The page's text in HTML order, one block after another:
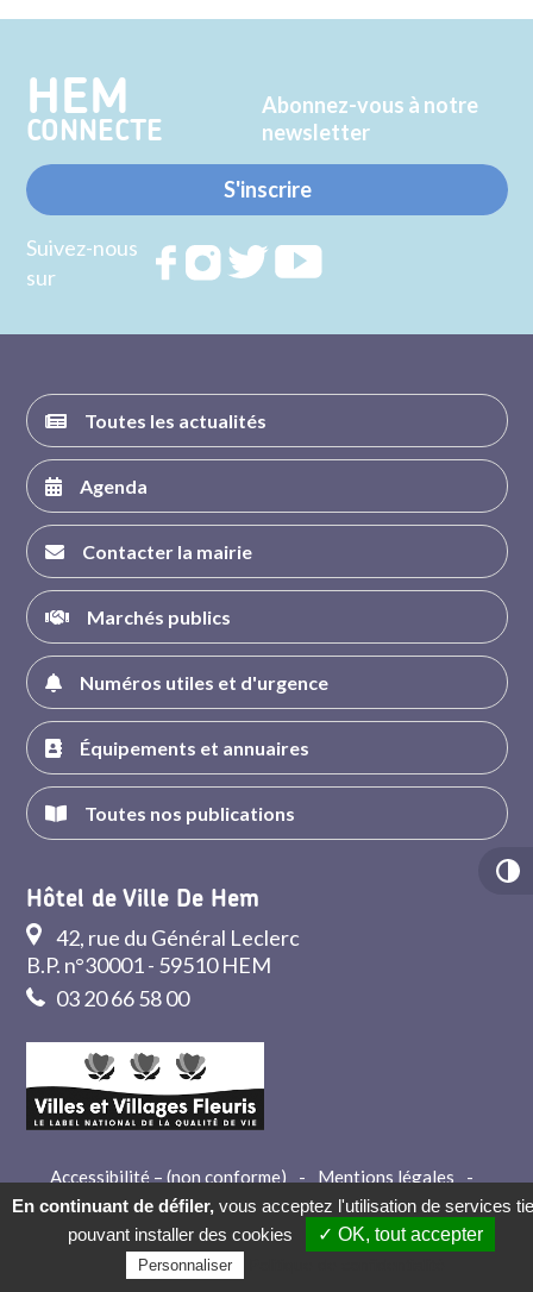
Twitter
Facebook
HEM
CONNECTE
Abonnez-vous à notre
newsletter
S'inscrire
Suivez-nous
sur
RejoignezRejoignezRejoignez
Toutes les actualités
Agenda
Contacter la mairie
Marchés publics
Numéros utiles et d'urgence
Équipements et annuaires
Toutes nos publications
Hôtel de Ville De Hem
42, rue du Général Leclerc
B.P. n°30001 - 59510 HEM
03 20 66 58 00
Accessibilité – (non conforme) - Mentions légales
-
Crédits
- Contact
En continuant de défiler, vous acceptez l'utilisation de services
pouvant installer des cookies
✓ OK, tout accepter
Personnaliser